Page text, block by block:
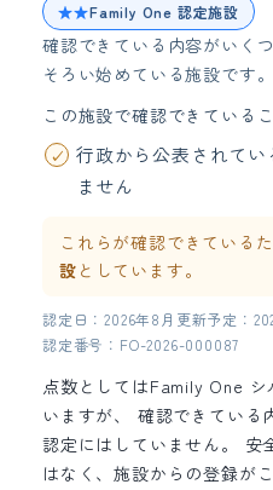
★★Family One 認定施設
確認できている内容がいく
そろい始めている施設です。
この施設で確認できている
行政から公表されてい
ません
これらが確認できているた
設 としています。
認定日：2026年8月 更新予定：
認定番号：FO-2026-000087
点数としてはFamily One
いますが、 確認できている
認定にはしていません。 安
はなく、施設からの登録が